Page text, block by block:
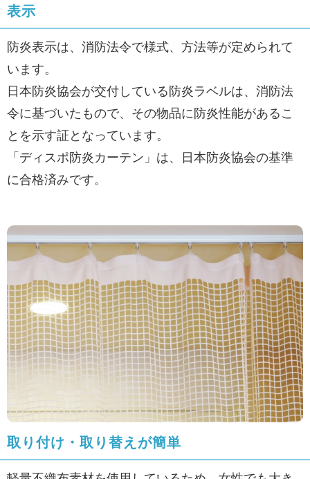
表示
防炎表示は、消防法令で様式、方法等が定められて
います。
日本防炎協会が交付している防炎ラベルは、消防法
令に基づいたもので、その物品に防炎性能があるこ
とを示す証となっています。
「ディスポ防炎カーテン」は、日本防炎協会の基準
に合格済みです。
取り付け・取り替えが簡単